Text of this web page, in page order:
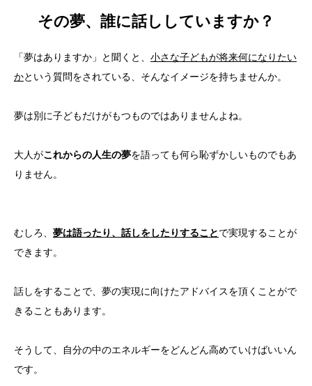
その夢、誰に話ししていますか？
「夢はありますか」と聞くと、 小さな子どもが将来何になりたい
かという質問をされている、そんなイメージを持ちませんか。
夢は別に子どもだけがもつものではありませんよね。
大人がこれからの人生の夢を語っても何ら恥ずかしいものでもあ
りません。
むしろ、 夢は語ったり、話しをしたりすることで実現することが
できます。
話しをすることで、夢の実現に向けたアドバイスを頂くことがで
きることもあります。
そうして、自分の中のエネルギーをどんどん高めていけばいいん
です。